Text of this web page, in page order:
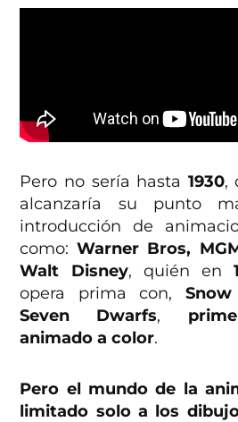
Pero no sería hasta 1930,
alcanzaría su punto
introducción de
como:Warner Bros,
Walt Disney, quién en
opera prima con,
Seven Dwarfs,
animado a color.
Pero el mundo de la
limitado solo a los